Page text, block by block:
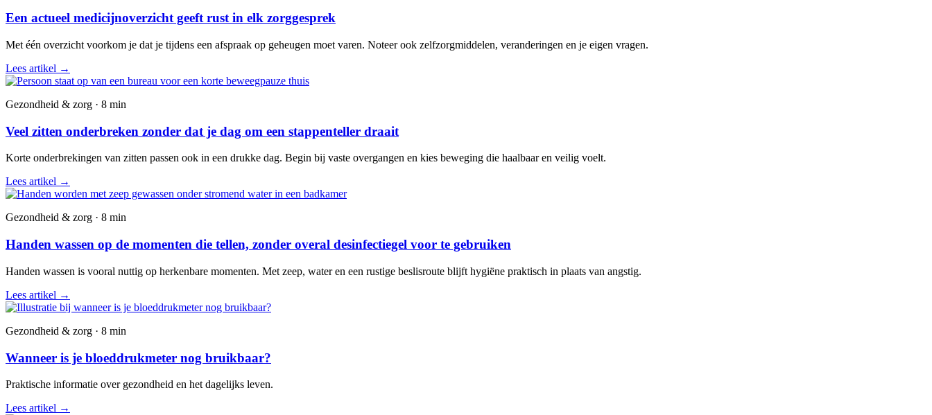
Een actueel medicijnoverzicht geeft rust in elk zorggesprek
Met één overzicht voorkom je dat je tijdens een afspraak op geheugen moet varen. Noteer ook zelfzorgmiddelen, veranderingen en je eigen vragen.
Lees artikel →
Gezondheid & zorg · 8 min
Veel zitten onderbreken zonder dat je dag om een stappenteller draait
Korte onderbrekingen van zitten passen ook in een drukke dag. Begin bij vaste overgangen en kies beweging die haalbaar en veilig voelt.
Lees artikel →
Gezondheid & zorg · 8 min
Handen wassen op de momenten die tellen, zonder overal desinfectiegel voor te gebruiken
Handen wassen is vooral nuttig op herkenbare momenten. Met zeep, water en een rustige beslisroute blijft hygiëne praktisch in plaats van angstig.
Lees artikel →
Gezondheid & zorg · 8 min
Wanneer is je bloeddrukmeter nog bruikbaar?
Praktische informatie over gezondheid en het dagelijks leven.
Lees artikel →